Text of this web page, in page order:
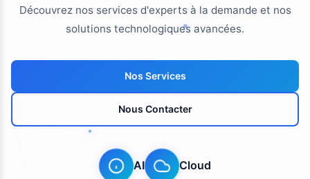
Découvrez nos services d'experts à la demande et nos
solutions technologiques avancées.
Nos Services
Nous Contacter
AI Cloud